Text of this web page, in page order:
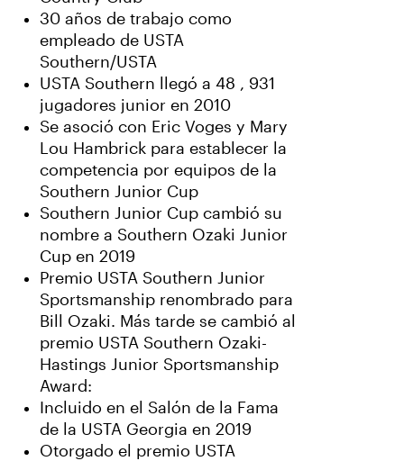
30 años de trabajo como
empleado de USTA
Southern/USTA
USTA Southern llegó a 48 , 931
jugadores junior en 2010
Se asoció con Eric Voges y Mary
Lou Hambrick para establecer la
competencia por equipos de la
Southern Junior Cup
Southern Junior Cup cambió su
nombre a Southern Ozaki Junior
Cup en 2019
Premio USTA Southern Junior
Sportsmanship renombrado para
Bill Ozaki. Más tarde se cambió al
premio USTA Southern Ozaki-
Hastings Junior Sportsmanship
Award:
Incluido en el Salón de la Fama
de la USTA Georgia en 2019
Otorgado el premio USTA